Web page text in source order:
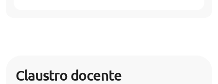
Claustro docente